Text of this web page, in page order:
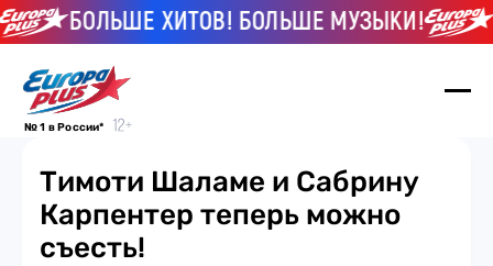
БОЛЬШЕ ХИТОВ! БОЛЬШЕ МУЗЫКИ!
№ 1 в России*
Тимоти Шаламе и Сабрину
Карпентер теперь можно
съесть!